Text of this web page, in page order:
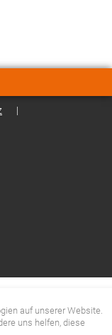
|
auf unserer Website.
uns helfen, diese